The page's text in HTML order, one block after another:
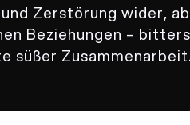
Zerstörung wider,
Beziehungen –
süßer Zusammenarbeit.